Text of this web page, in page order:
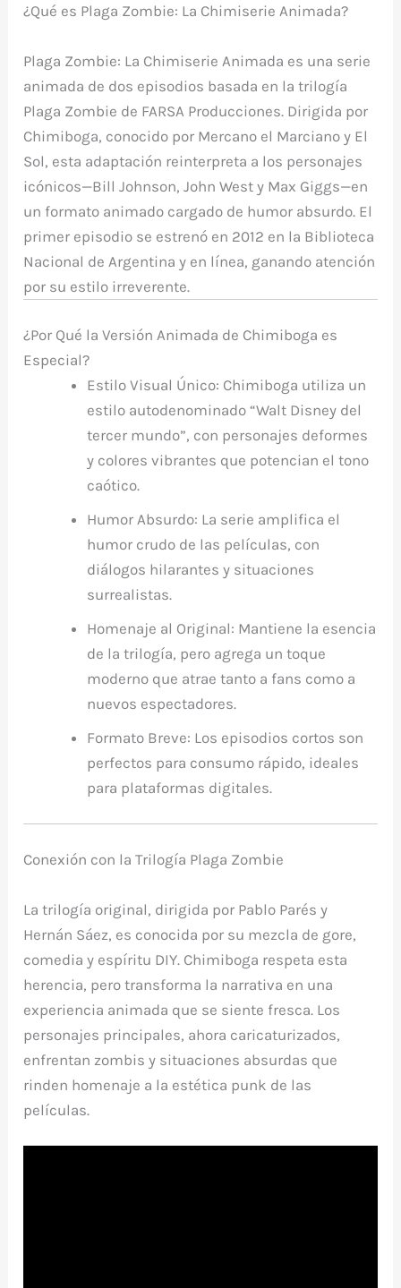
¿Qué es Plaga Zombie: La Chimiserie Animada?
Plaga Zombie: La Chimiserie Animada es una serie
animada de dos episodios basada en la trilogía
Plaga Zombie de FARSA Producciones. Dirigida por
Chimiboga, conocido por Mercano el Marciano y El
Sol, esta adaptación reinterpreta a los personajes
icónicos—Bill Johnson, John West y Max Giggs—en
un formato animado cargado de humor absurdo. El
primer episodio se estrenó en 2012 en la Biblioteca
Nacional de Argentina y en línea, ganando atención
por su estilo irreverente.
¿Por Qué la Versión Animada de Chimiboga es
Especial?
Estilo Visual Único: Chimiboga utiliza un
estilo autodenominado “Walt Disney del
tercer mundo”, con personajes deformes
y colores vibrantes que potencian el tono
caótico.
Humor Absurdo: La serie amplifica el
humor crudo de las películas, con
diálogos hilarantes y situaciones
surrealistas.
Homenaje al Original: Mantiene la esencia
de la trilogía, pero agrega un toque
moderno que atrae tanto a fans como a
nuevos espectadores.
Formato Breve: Los episodios cortos son
perfectos para consumo rápido, ideales
para plataformas digitales.
Conexión con la Trilogía Plaga Zombie
La trilogía original, dirigida por Pablo Parés y
Hernán Sáez, es conocida por su mezcla de gore,
comedia y espíritu DIY. Chimiboga respeta esta
herencia, pero transforma la narrativa en una
experiencia animada que se siente fresca. Los
personajes principales, ahora caricaturizados,
enfrentan zombis y situaciones absurdas que
rinden homenaje a la estética punk de las
películas.